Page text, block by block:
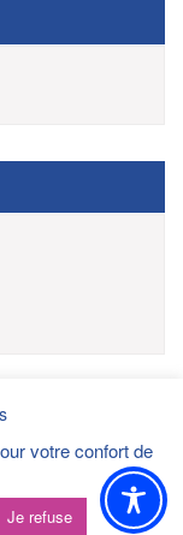
DPI
Etac
votre confort de
Je refuse